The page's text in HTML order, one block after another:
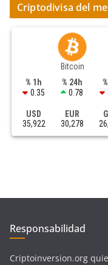
Criptodivisa del
Bitcoin
% 1h
0.35
% 24h
0.78
USD
35,922
EUR
30,278
Responsabilidad
Criptoinversion.org